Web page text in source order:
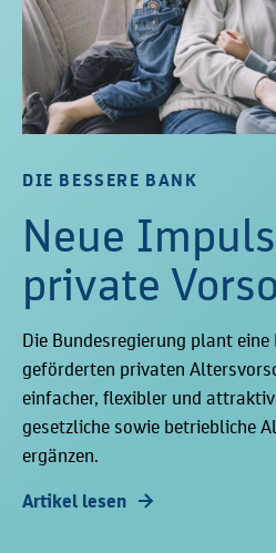
DIE BESSERE BANK
Neue
private
Die Bundesregierung plant
geförderten privaten
einfacher, flexibler und
gesetzliche sowie betriebliche
ergänzen.
Artikel lesen